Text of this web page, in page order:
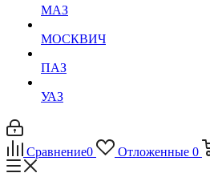
МАЗ
МОСКВИЧ
ПАЗ
УАЗ
Сравнение0 Отложенные 0